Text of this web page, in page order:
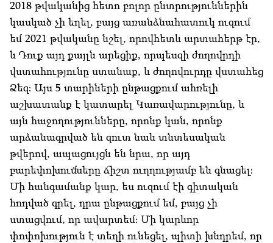
2018 թվականից հետո բոլոր ընտրություններին
կասկած չի եղել, բայց առանձնահատուկ ուզում
եմ 2021 թվականը նշել, որովհետև արտահերթ էր,
և Դուք այդ քայլն արեցիք, որպեսզի ժողովրդի
վստահությունը ստանաք, և ժողովուրդը վստահեց
Ձեզ։ Այս 5 տարիների ընթացքում ահռելի
աշխատանք է կատարել Կառավարությունը, և
այն հաջողությունները, որոնք կան, որոնք
արձանագրված են զուտ նաև տնտեսական
թվերով, ապացույցն են նրա, որ այդ
բարեփոխումները ճիշտ ուղղությամբ են գնացել։
Մի հանգամանք կար, ես ուզում էի գիտական
հոդված գրել, դրա ընթացքում եմ, բայց չի
ստացվում, որ ավարտեմ։ Մի կարևոր
փոփոխություն է տեղի ունեցել, պիտի խնդրեմ, որ